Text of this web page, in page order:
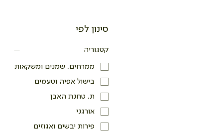
סינון לפי
קטגוריה
ממרחים, שמנים ומשקאות
בישול אפיה וטעמים
ת. טחנת האבן
אורגני
פירות יבשים ואגוזים